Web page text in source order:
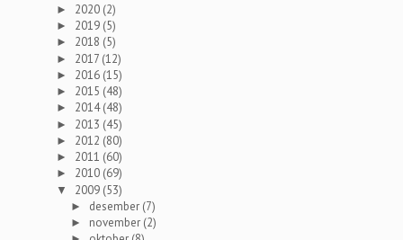
► 2020 (2)
► 2019 (5)
► 2018 (5)
► 2017 (12)
► 2016 (15)
► 2015 (48)
► 2014(48)
► 2013 (45)
► 2012 (80)
► 2011 (60)
► 2010 (69)
▼ 2009 (53)
► desember (7)
► november (2)